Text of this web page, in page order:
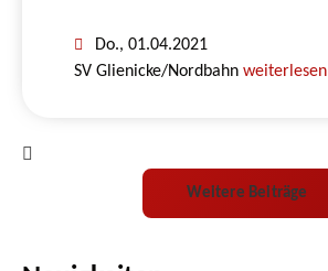
Do., 01.04.2021
SV Glienicke/Nordbahnweiterlesen
Weitere Beiträge